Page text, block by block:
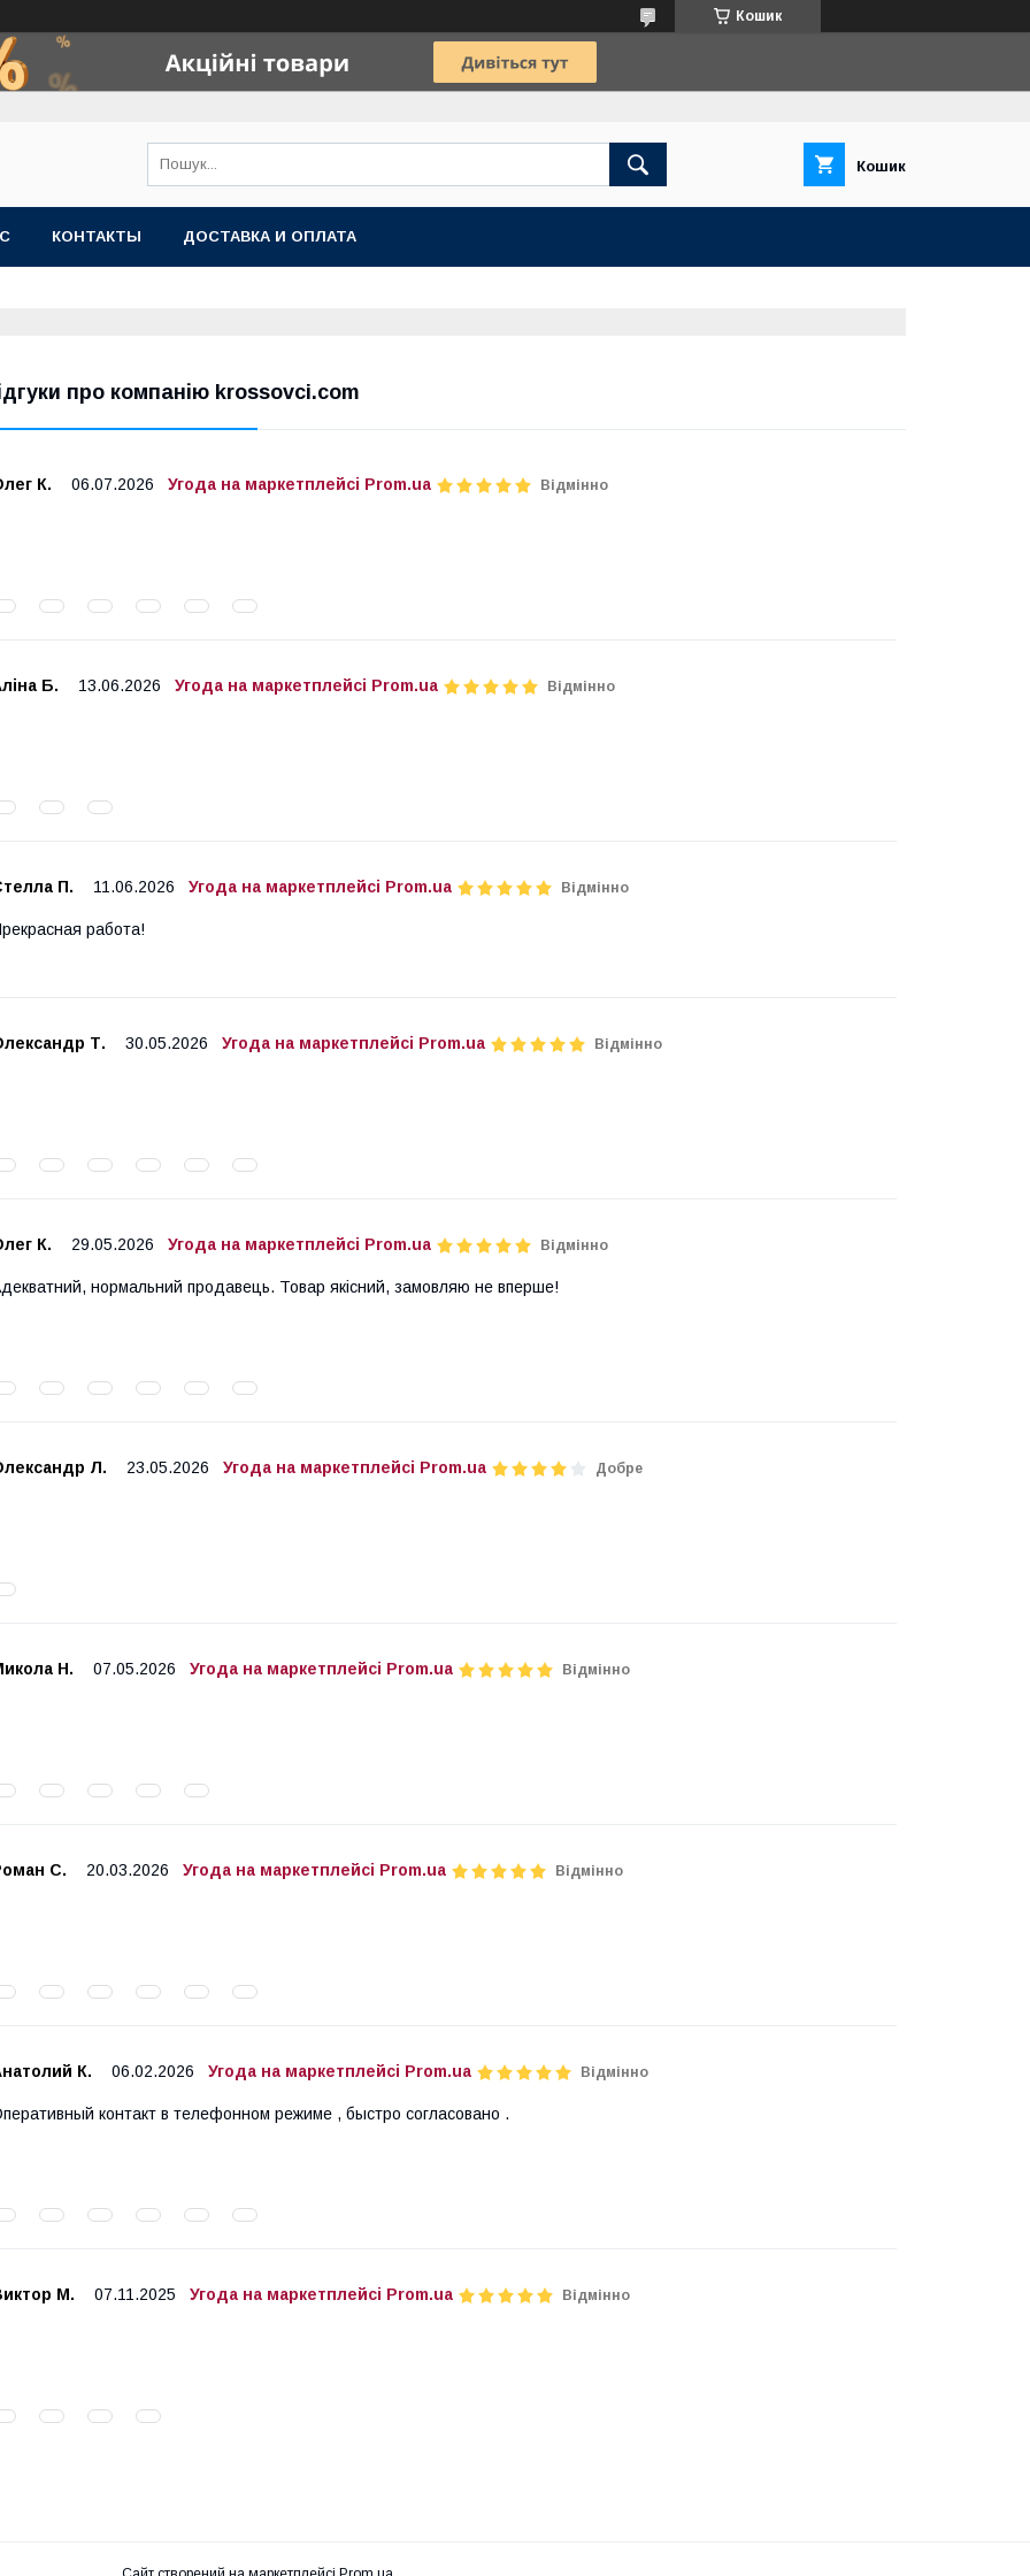
Кошик
Кошик
КОНТАКТЫ ДОСТАВКА И ОПЛАТА
про компанію krossovci.com
К. 06.07.2026 Угода на маркетплейсі Prom.ua Відмінно
Б. 13.06.2026 Угода на маркетплейсі Prom.ua Відмінно
П. 11.06.2026 Угода на маркетплейсі Prom.ua Відмінно
работа!
Т. 30.05.2026 Угода на маркетплейсі Prom.ua Відмінно
К. 29.05.2026 Угода на маркетплейсі Prom.ua Відмінно
нормальний продавець. Товар якісний, замовляю не вперше!
Л. 23.05.2026 Угода на маркетплейсі Prom.ua Добре
Н. 07.05.2026 Угода на маркетплейсі Prom.ua Відмінно
С. 20.03.2026 Угода на маркетплейсі Prom.ua Відмінно
К. 06.02.2026 Угода на маркетплейсі Prom.ua Відмінно
контакт в телефонном режиме , быстро согласовано .
М. 07.11.2025 Угода на маркетплейсі Prom.ua Відмінно